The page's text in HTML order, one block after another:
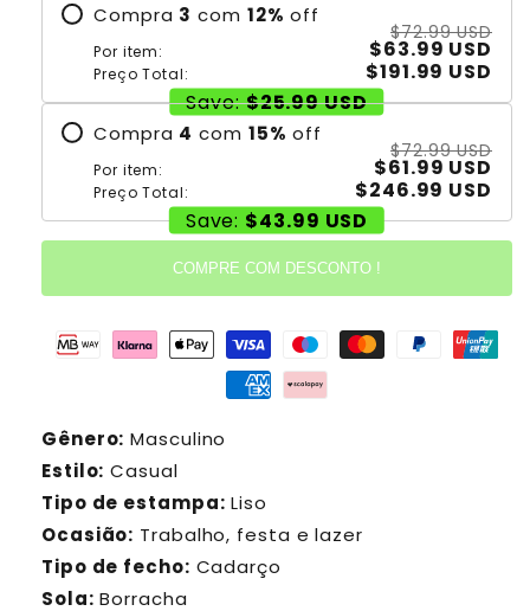
Compra 3 com 12% off
Por item:
$72.99 USD
$63.99 USD
Preço Total:
$191.99 USD
Save: $25.99 USD
Compra 4 com 15% off
Por item:
$72.99 USD
$61.99 USD
Preço Total:
$246.99 USD
Save: $43.99 USD
COMPRE COM DESCONTO !
Gênero: Masculino
Estilo: Casual
Tipo de estampa: Liso
Ocasião: Trabalho, festa e lazer
Tipo de fecho: Cadarço
Sola: Borracha